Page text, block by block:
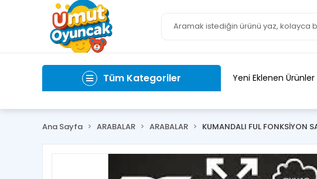
Tüm Kategoriler Yeni Eklenen Ürünler
Ana Sayfa ARABALAR ARABALAR KUMANDALI FUL FONKSİYON